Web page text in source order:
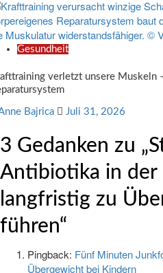
Gesundheit
verletzt unsere Muskeln
Bajrica Juli 31, 2026
3 Gedanken zu „
Antibiotika in der
langfristig zu
führen“
Pingback: Fünf Minuten
Übergewicht bei Kindern